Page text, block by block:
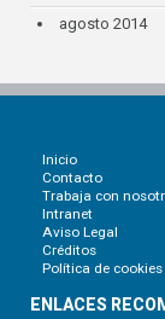
agosto 2014
Inicio
Contacto
Trabaja con
Intranet
Aviso Legal
Créditos
Política de cookies
ENLACES